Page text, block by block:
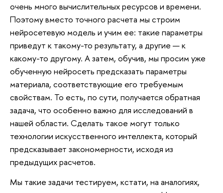
очень много вычислительных ресурсов и времени.
Поэтому вместо точного расчета мы строим
нейросетевую модель и учим ее: такие параметры
приведут к такому-то результату, а другие — к
какому-то другому. А затем, обучив, мы просим уже
обученную нейросеть предсказать параметры
материала, соответствующие его требуемым
свойствам. То есть, по сути, получается обратная
задача, что особенно важно для исследований в
нашей области. Сделать такое могут только
технологии искусственного интеллекта, который
предсказывает закономерности, исходя из
предыдущих расчетов.
Мы такие задачи тестируем, кстати, на аналогиях,